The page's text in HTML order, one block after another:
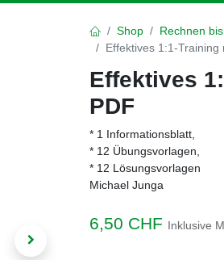
Shop
Rechnen
Effektives 1:1-
Effektives
PDF
* 1 Informationsblatt,
* 12 Übungsvorlagen,
* 12 Lösungsvorlagen
Michael Junga
6,50 CHF Inklusive